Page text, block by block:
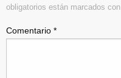
obligatorios están marcados con
Comentario *